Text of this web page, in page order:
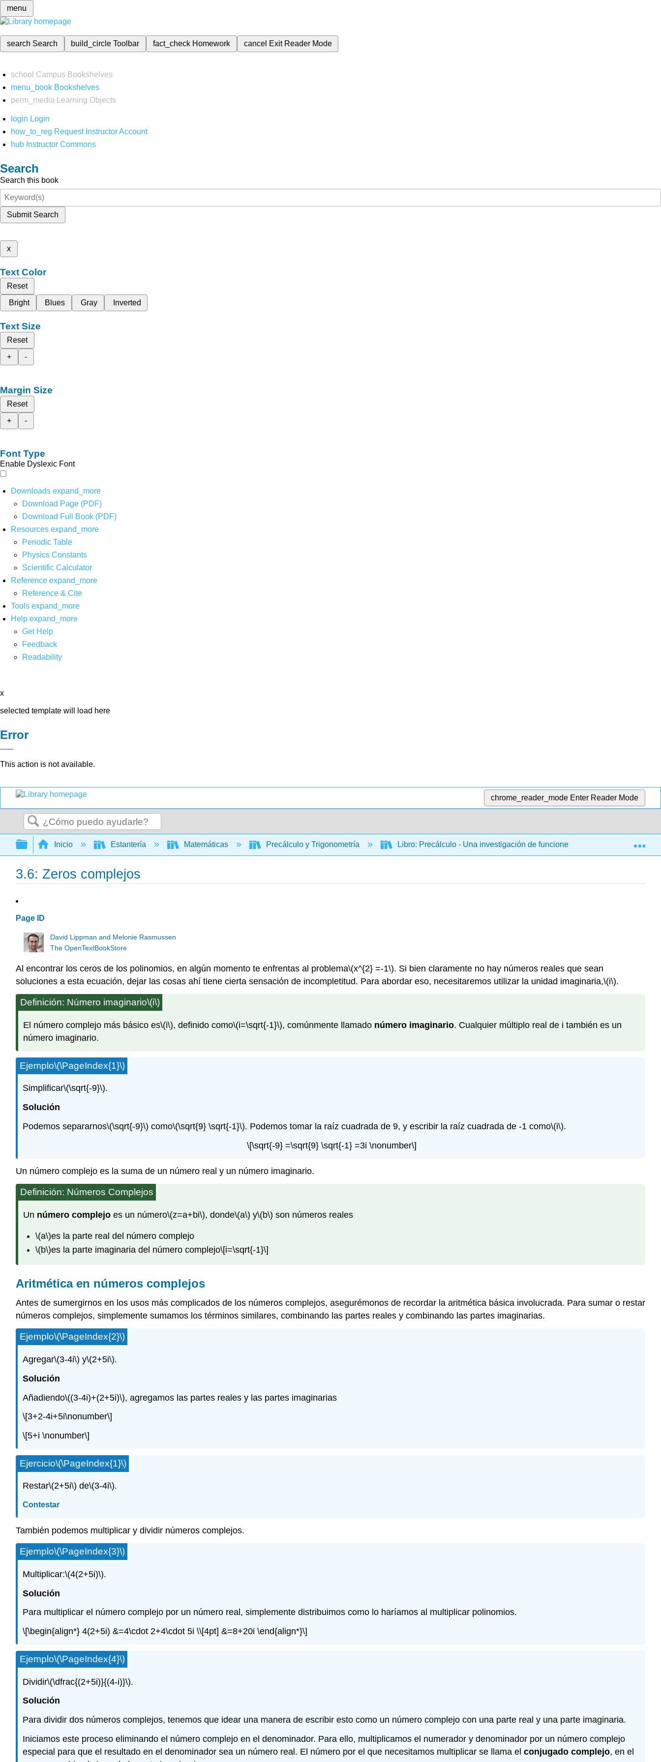
menu
search Search build_circleToolbar fact_check Homework cancel Exit Reader Mode
school Campus Bookshelves
menu_book Bookshelves
perm_media
Learning Objects
login Login
how_to_reg Request Instructor Account
hub Instructor Commons
Search
Search this book
Submit Search
x
Text Color
Reset
Bright
Blues Gray Inverted
Text Size
Reset
+
-
Margin Size
Reset
+
-
Font Type
Enable Dyslexic Font
Downloads expand_more
Download Page (PDF)
Download Full Book (PDF)
Resources expand_more
Periodic Table
Physics Constants
Scientific Calculator
Reference expand_more
Reference & Cite
Tools expand_more
Help expand_more
Get Help
Feedback
Readability
x
selected template will load here
Error
This action is not available.
chrome_reader_mode Enter Reader Mode
Buscar
Expandir/contraer jerarquía global
Inicio Estantería Matemáticas Precálculo y Trigonometría Libro: Precálculo - Una investigación de funciones (Lippman y Rasmussen)
3.6: Zeros complejos
Page ID
David Lippman and Melonie Rasmussen
The OpenTextBookStore
Al encontrar los ceros de los polinomios, en algún momento te enfrentas al problema\(x^{2} =-1\). Si bien claramente no hay números reales que sean
soluciones a esta ecuación, dejar las cosas ahí tiene cierta sensación de incompletitud. Para abordar eso, necesitaremos utilizar la unidad imaginaria,\(i\).
Definición: Número imaginario\(i\)
El número complejo más básico es\(i\), definido como\(i=\sqrt{-1}\), comúnmente llamado número imaginario. Cualquier múltiplo real de i también es un
número imaginario.
Ejemplo\(\PageIndex{1}\)
Simplificar\(\sqrt{-9}\).
Solución
Podemos separarnos\(\sqrt{-9}\) como\(\sqrt{9} \sqrt{-1}\). Podemos tomar la raíz cuadrada de 9, y escribir la raíz cuadrada de -1 como\(i\).
\[\sqrt{-9} =\sqrt{9} \sqrt{-1} =3i \nonumber\]
Un número complejo es la suma de un número real y un número imaginario.
Definición: Números Complejos
Un número complejo es un número\(z=a+bi\), donde\(a\) y\(b\) son números reales
\(a\)es la parte real del número complejo
\(b\)es la parte imaginaria del número complejo\[i=\sqrt{-1}\]
Aritmética en números complejos
Antes de sumergirnos en los usos más complicados de los números complejos, asegurémonos de recordar la aritmética básica involucrada. Para sumar o restar
números complejos, simplemente sumamos los términos similares, combinando las partes reales y combinando las partes imaginarias.
Ejemplo\(\PageIndex{2}\)
Agregar\(3-4i\) y\(2+5i\).
Solución
Añadiendo\((3-4i)+(2+5i)\), agregamos las partes reales y las partes imaginarias
\[3+2-4i+5i\nonumber\]
\[5+i \nonumber\]
Ejercicio\(\PageIndex{1}\)
Restar\(2+5i\) de\(3-4i\).
Contestar
También podemos multiplicar y dividir números complejos.
Ejemplo\(\PageIndex{3}\)
Multiplicar:\(4(2+5i)\).
Solución
Para multiplicar el número complejo por un número real, simplemente distribuimos como lo haríamos al multiplicar polinomios.
\[\begin{align*} 4(2+5i) &=4\cdot 2+4\cdot 5i \\[4pt] &=8+20i \end{align*}\]
Ejemplo\(\PageIndex{4}\)
Dividir\(\dfrac{(2+5i)}{(4-i)}\).
Solución
Para dividir dos números complejos, tenemos que idear una manera de escribir esto como un número complejo con una parte real y una parte imaginaria.
Iniciamos este proceso eliminando el número complejo en el denominador. Para ello, multiplicamos el numerador y denominador por un número complejo
especial para que el resultado en el denominador sea un número real. El número por el que necesitamos multiplicar se llama el conjugado complejo, en el